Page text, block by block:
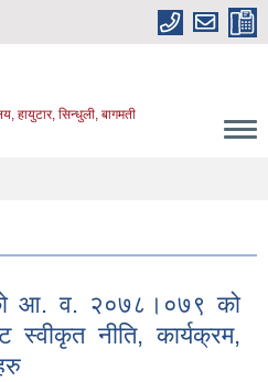
हायुटार, सिन्धुली, बागमती
आ. व. २०७८।०७९ को
स्वीकृत नीति, कार्यक्रम,